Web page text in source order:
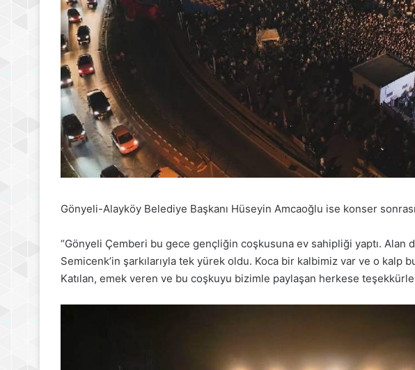
Gönyeli-Alayköy Belediye Başkanı Hüseyin Amcaoğlu ise konser sonrası
“Gönyeli Çemberi bu gece gençliğin coşkusuna ev sahipliği yaptı. Alan
Semicenk’in şarkılarıyla tek yürek oldu. Koca bir kalbimiz var ve o kalp
Katılan, emek veren ve bu coşkuyu bizimle paylaşan herkese